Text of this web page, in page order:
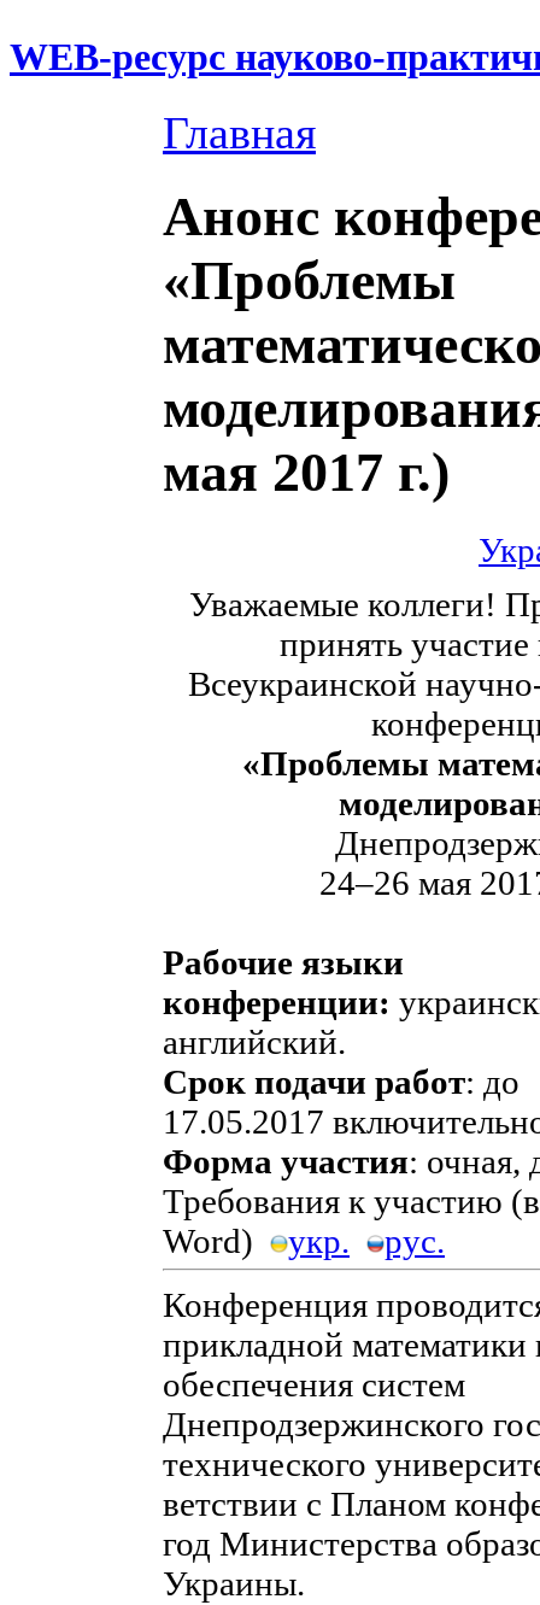
WEB-ресурс науково-
Главная
Анонс
«Проблемы
мая 2017 г.)
Уважаемые коллеги!
принять участие
Всеукраинской
«Проблемы
24–26 мая
Рабочие языки
конференции:
английский.
Срок подачи работ: до
17.05.2017
Форма участия: очная,
Требования к участию
Word)
укр.
рус.
Конференция
прикладной
обес­печения систем
Днепродзержинского
техни­ческого
ветствии с Планом
год Министерства
Украины.